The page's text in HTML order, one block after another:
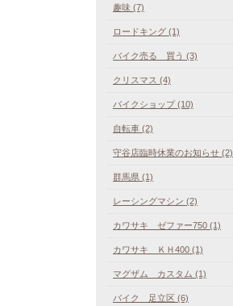
趣味 (7)
ロードキング (1)
バイク売る 買う (3)
クリスマス (4)
バイクショップ (10)
自転車 (2)
守谷店臨時休業のお知らせ (2)
群馬県 (1)
レーシングマシン (2)
カワサキ ゼファー750 (1)
カワサキ ＫＨ400 (1)
マグザム カスタム (1)
バイク 足立区 (6)